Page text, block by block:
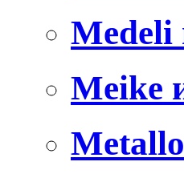
Medeli
Meike